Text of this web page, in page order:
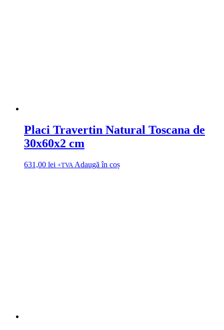
Placi Travertin Natural Toscana de
30x60x2 cm
631,00 lei +TVA Adaugă în coș